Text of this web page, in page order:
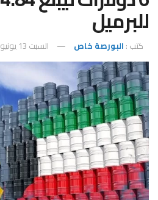
للبرميل
كتب : البورصة خاص السبت 13 يونيو 2026